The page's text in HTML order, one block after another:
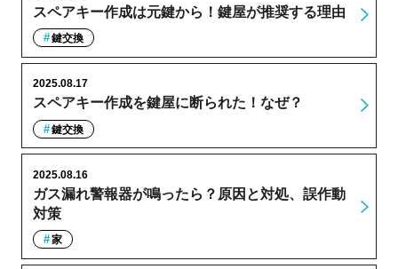
スペアキー作成は元鍵から！鍵屋が推奨する理由
鍵交換
スペアキー作成を鍵屋に断られた！なぜ？
2025.08.17
鍵交換
ガス漏れ警報器が鳴ったら？原因と対処、誤作動
対策
2025.08.16
家